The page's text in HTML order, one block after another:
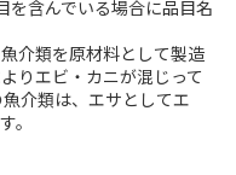
を含んでいる場合に品目名
介類を原材料として製造
りエビ・カニが混じって
介類は、エサとしてエ
。